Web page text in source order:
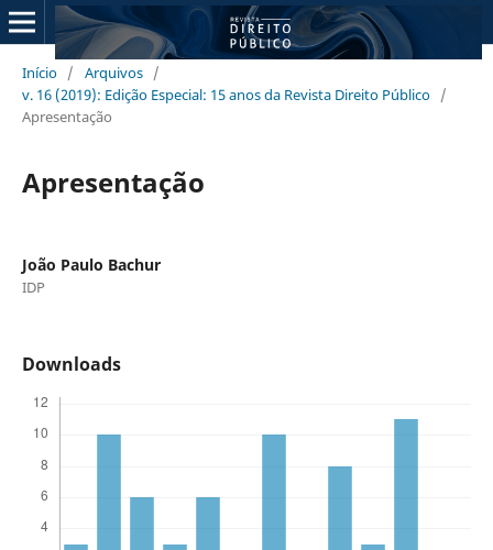
Início / Arquivos /
v. 16 (2019): Edição Especial: 15 anos da Revista Direito Público /
Apresentação
Apresentação
João Paulo Bachur
IDP
Downloads